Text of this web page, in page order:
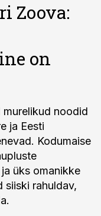
Zoova:
on
noodid
ja Eesti
Kodumaise
üks omanikke
siiski rahuldav,